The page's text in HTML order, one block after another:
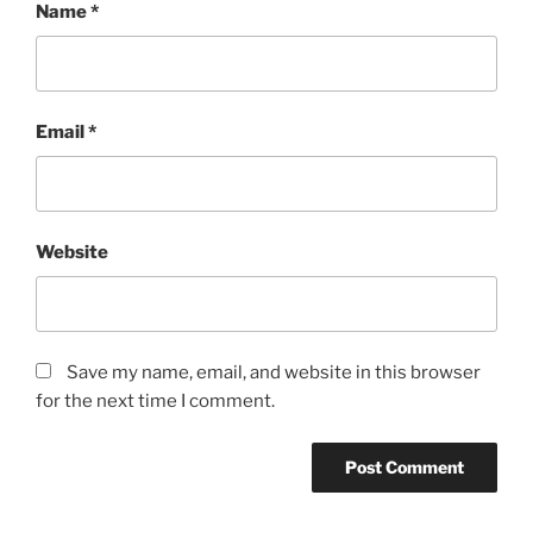
Name*
Email*
Website
Save my name, email, and website in this browser
for the next time I comment.